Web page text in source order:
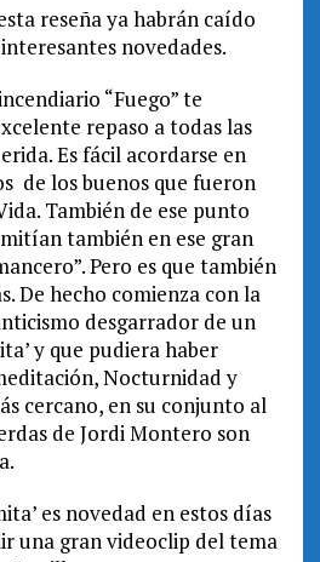
reseña ya habrán caído
novedades.
“Fuego” te
repaso a todas las
Es fácil acordarse en
de los buenos que fueron
También de ese punto
también en ese gran
Pero es que también
De hecho comienza con la
desgarrador de un
y que pudiera haber
Nocturnidad y
cercano, en su conjunto al
de Jordi Montero son
es novedad en estos días
una gran videoclip del tema